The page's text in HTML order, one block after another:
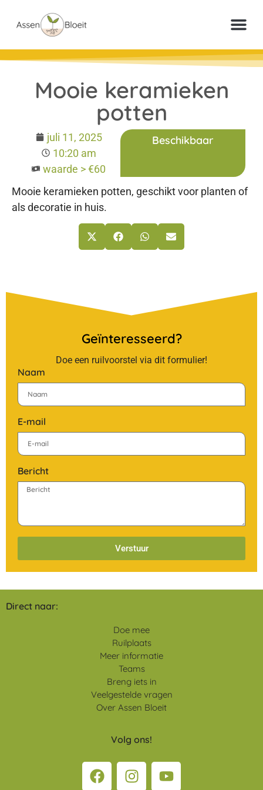
Mooie keramieken
potten
Beschikbaar
juli 11, 2025
10:20 am
waarde > €60
Mooie keramieken potten, geschikt voor planten of
als decoratie in huis.
Geïnteresseerd?
Doe een ruilvoorstel via dit formulier!
Naam
E-mail
Bericht
Verstuur
Direct naar:
Doe mee
Ruilplaats
Meer informatie
Teams
Breng iets in
Veelgestelde vragen
Over Assen Bloeit
Volg ons!